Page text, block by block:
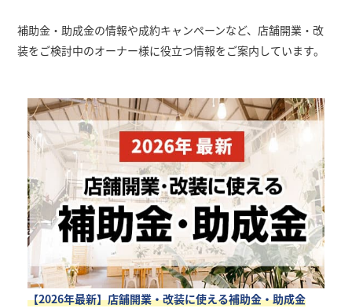
補助金・助成金の情報や成約キャンペーンなど、店舗開業・改
装をご検討中のオーナー様に役立つ情報をご案内しています。
【2026年最新】店舗開業・改装に使える補助金・助成金